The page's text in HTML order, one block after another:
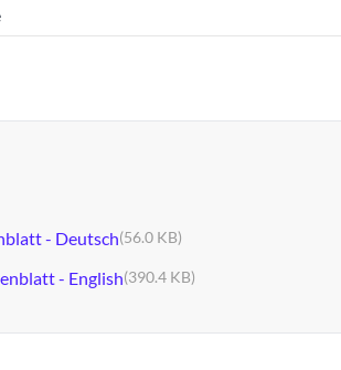
- Deutsch(56.0 KB)
- English(390.4 KB)